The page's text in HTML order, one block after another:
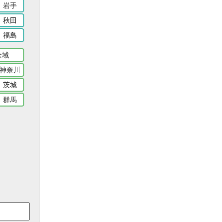
岩手
秋田
福島
域
神奈川
茨城
群馬